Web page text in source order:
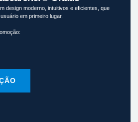
design moderno, intuitivos e eficientes, que
em primeiro lugar.